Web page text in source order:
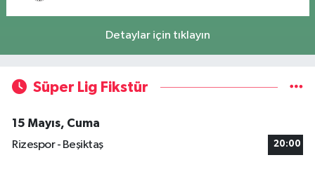
Detaylar için tıklayın
Süper Lig Fikstür
15 Mayıs, Cuma
Rizespor - Beşiktaş
20:00